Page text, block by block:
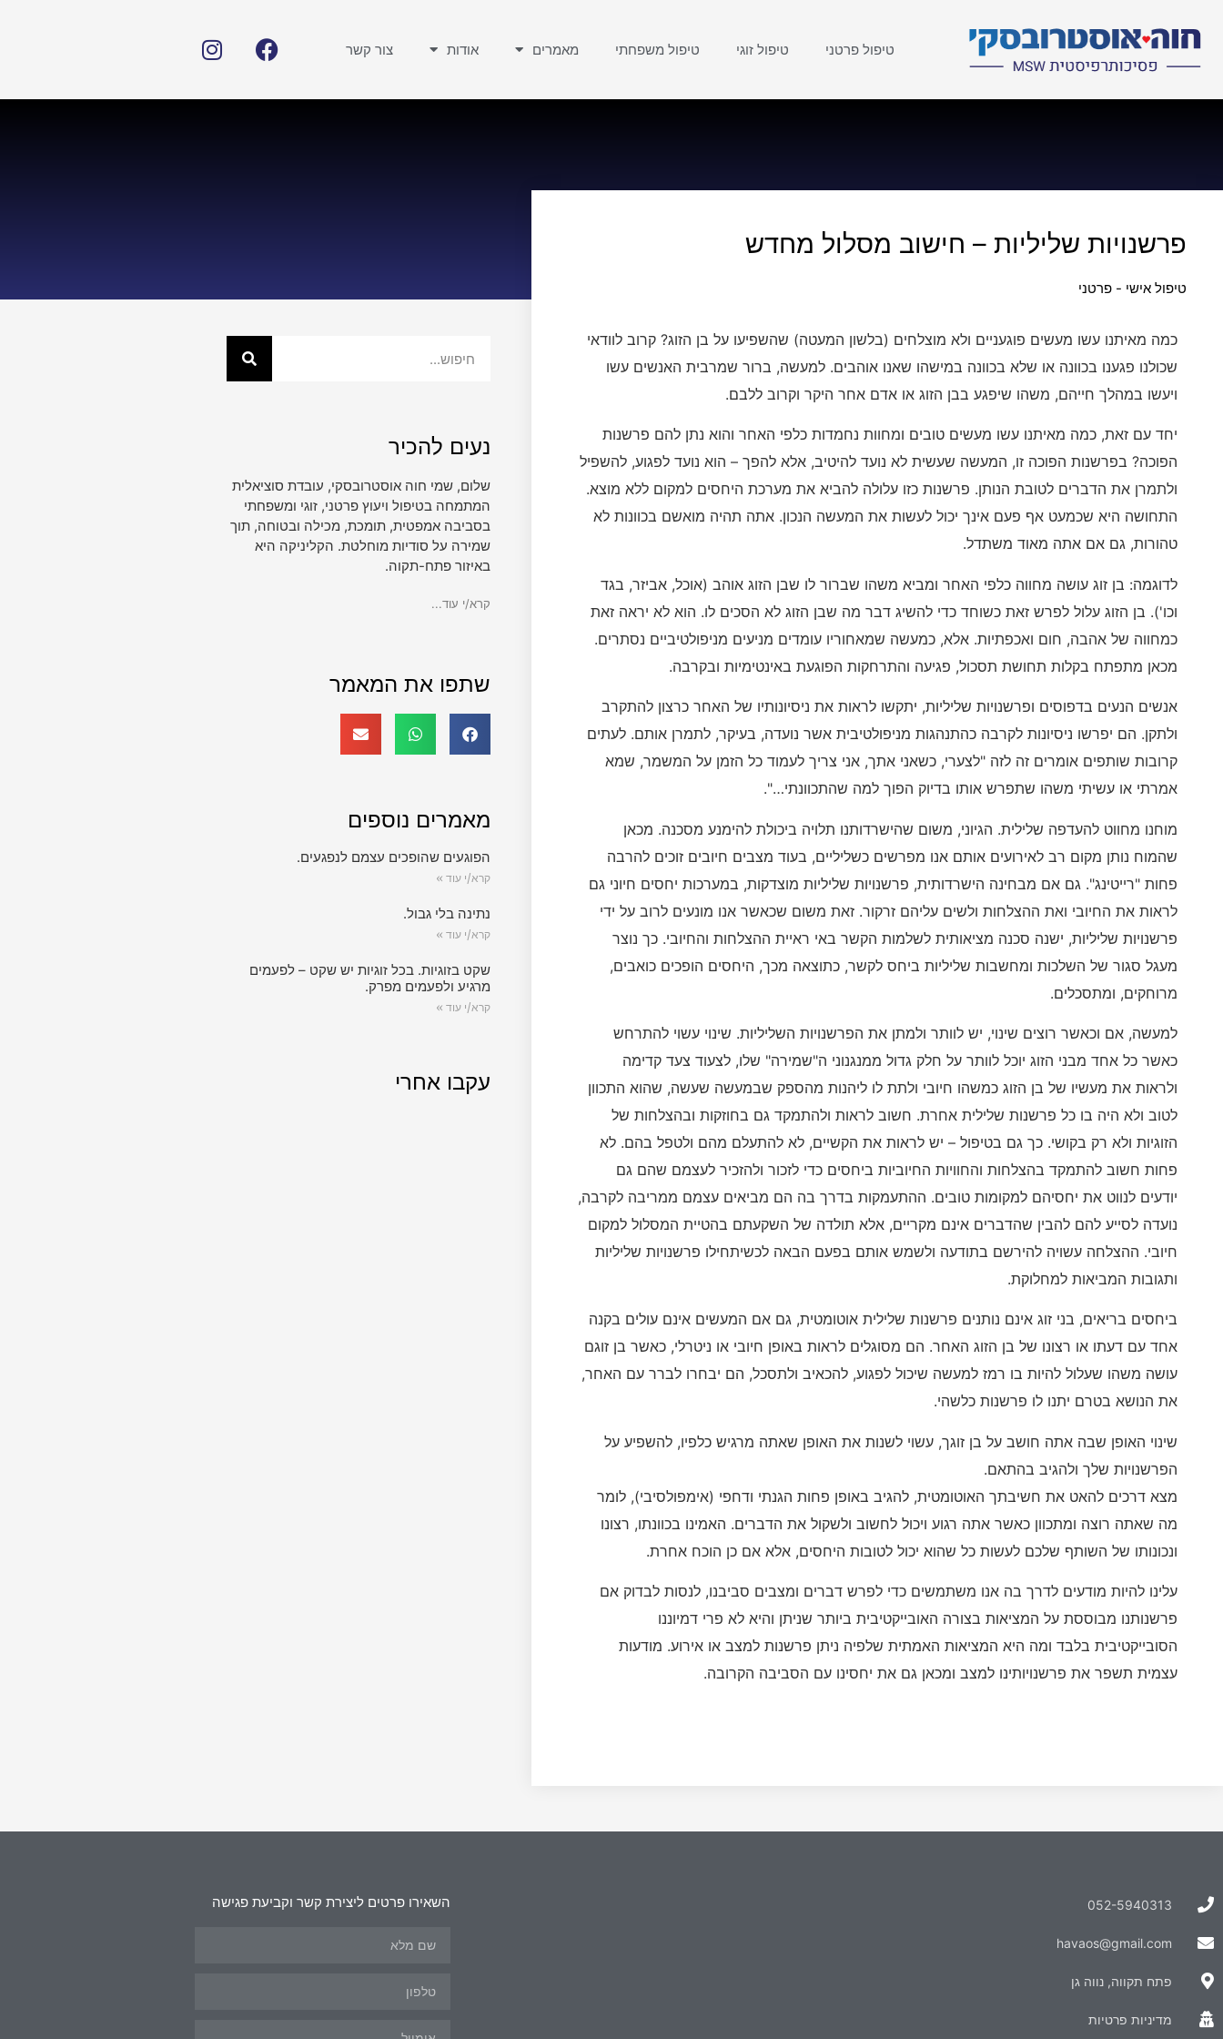
טיפול פרטני טיפול זוגי טיפול משפחתי מאמרים אודות צור קשר
פרשנויות שליליות – חישוב מסלול מחדש
טיפול אישי - פרטני
כמה מאיתנו עשו מעשים פוגעניים ולא מוצלחים (בלשון המעטה) שהשפיעו על בן הזוג? קרוב לוודאי
שכולנו פגענו בכוונה או שלא בכוונה במישהו שאנו אוהבים. למעשה, ברור שמרבית האנשים עשו
ויעשו במהלך חייהם, משהו שיפגע בבן הזוג או אדם אחר היקר וקרוב ללבם.
יחד עם זאת, כמה מאיתנו עשו מעשים טובים ומחוות נחמדות כלפי האחר והוא נתן להם פרשנות
הפוכה? בפרשנות הפוכה זו, המעשה שעשית לא נועד להיטיב, אלא להפך – הוא נועד לפגוע, להשפיל
ולתמרן את הדברים לטובת הנותן. פרשנות כזו עלולה להביא את מערכת היחסים למקום ללא מוצא.
התחושה היא שכמעט אף פעם אינך יכול לעשות את המעשה הנכון. אתה תהיה מואשם בכוונות לא
טהורות, גם אם אתה מאוד משתדל.
לדוגמה: בן זוג עושה מחווה כלפי האחר ומביא משהו שברור לו שבן הזוג אוהב (אוכל, אביזר, בגד
וכו'). בן הזוג עלול לפרש זאת כשוחד כדי להשיג דבר מה שבן הזוג לא הסכים לו. הוא לא יראה זאת
כמחווה של אהבה, חום ואכפתיות. אלא, כמעשה שמאחוריו עומדים מניעים מניפולטיביים נסתרים.
מכאן מתפתח בקלות תחושת תסכול, פגיעה והתרחקות הפוגעת באינטימיות ובקרבה.
אנשים הנעים בדפוסים ופרשנויות שליליות, יתקשו לראות את ניסיונותיו של האחר כרצון להתקרב
ולתקן. הם יפרשו ניסיונות לקרבה כהתנהגות מניפולטיבית אשר נועדה, בעיקר, לתמרן אותם. לעתים
קרובות שותפים אומרים זה לזה "לצערי, כשאני אתך, אני צריך לעמוד כל הזמן על המשמר, שמא
אמרתי או עשיתי משהו שתפרש אותו בדיוק הפוך למה שהתכוונתי…".
מוחנו מחווט להעדפה שלילית. הגיוני, משום שהישרדותנו תלויה ביכולת להימנע מסכנה. מכאן
שהמוח נותן מקום רב לאירועים אותם אנו מפרשים כשליליים, בעוד מצבים חיובים זוכים להרבה
פחות "רייטינג". גם אם מבחינה הישרדותית, פרשנויות שליליות מוצדקות, במערכות יחסים חיוני גם
לראות את החיובי ואת ההצלחות ולשים עליהם זרקור. זאת משום שכאשר אנו מונעים לרוב על ידי
פרשנויות שליליות, ישנה סכנה מציאותית לשלמות הקשר באי ראיית ההצלחות והחיובי. כך נוצר
מעגל סגור של השלכות ומחשבות שליליות ביחס לקשר, כתוצאה מכך, היחסים הופכים כואבים,
מרוחקים, ומתסכלים.
למעשה, אם וכאשר רוצים שינוי, יש לוותר ולמתן את הפרשנויות השליליות. שינוי עשוי להתרחש
כאשר כל אחד מבני הזוג יוכל לוותר על חלק גדול ממנגנוני ה"שמירה" שלו, לצעוד צעד קדימה
ולראות את מעשיו של בן הזוג כמשהו חיובי ולתת לו ליהנות מהספק שבמעשה שעשה, שהוא התכוון
לטוב ולא היה בו כל פרשנות שלילית אחרת. חשוב לראות ולהתמקד גם בחוזקות ובהצלחות של
הזוגיות ולא רק בקושי. כך גם בטיפול – יש לראות את הקשיים, לא להתעלם מהם ולטפל בהם. לא
פחות חשוב להתמקד בהצלחות והחוויות החיוביות ביחסים כדי לזכור ולהזכיר לעצמם שהם גם
יודעים לנווט את יחסיהם למקומות טובים. ההתעמקות בדרך בה הם מביאים עצמם ממריבה לקרבה,
נועדה לסייע להם להבין שהדברים אינם מקריים, אלא תולדה של השקעתם בהטיית המסלול למקום
חיובי. ההצלחה עשויה להירשם בתודעה ולשמש אותם בפעם הבאה לכשיתחילו פרשנויות שליליות
ותגובות המביאות למחלוקת.
ביחסים בריאים, בני זוג אינם נותנים פרשנות שלילית אוטומטית, גם אם המעשים אינם עולים בקנה
אחד עם דעתו או רצונו של בן הזוג האחר. הם מסוגלים לראות באופן חיובי או ניטרלי, כאשר בן זוגם
עושה משהו שעלול להיות בו רמז למעשה שיכול לפגוע, להכאיב ולתסכל, הם יבחרו לברר עם האחר,
את הנושא בטרם יתנו לו פרשנות כלשהי.
שינוי האופן שבה אתה חושב על בן זוגך, עשוי לשנות את האופן שאתה מרגיש כלפיו, להשפיע על
הפרשנויות שלך ולהגיב בהתאם.
מצא דרכים להאט את חשיבתך האוטומטית, להגיב באופן פחות הגנתי ודחפי (אימפולסיבי), לומר
מה שאתה רוצה ומתכוון כאשר אתה רגוע ויכול לחשוב ולשקול את הדברים. האמינו בכוונתו, רצונו
ונכונותו של השותף שלכם לעשות כל שהוא יכול לטובות היחסים, אלא אם כן הוכח אחרת.
עלינו להיות מודעים לדרך בה אנו משתמשים כדי לפרש דברים ומצבים סביבנו, לנסות לבדוק אם
פרשנותנו מבוססת על המציאות בצורה האובייקטיבית ביותר שניתן והיא לא פרי דמיוננו
הסובייקטיבית בלבד ומה היא המציאות האמתית שלפיה ניתן פרשנות למצב או אירוע. מודעות
עצמית תשפר את פרשנויותינו למצב ומכאן גם את יחסינו עם הסביבה הקרובה.
נעים להכיר
שלום, שמי חוה אוסטרובסקי, עובדת סוציאלית
המתמחה בטיפול ויעוץ פרטני, זוגי ומשפחתי
בסביבה אמפטית, תומכת, מכילה ובטוחה, תוך
שמירה על סודיות מוחלטת. הקליניקה היא
באיזור פתח-תקוה.
קרא/י עוד...
שתפו את המאמר
מאמרים נוספים
הפוגעים שהופכים עצמם לנפגעים.
קרא/י עוד »
נתינה בלי גבול.
קרא/י עוד »
שקט בזוגיות. בכל זוגיות יש שקט – לפעמים
מרגיע ולפעמים מפרק.
קרא/י עוד »
עקבו אחרי
052-5940313
havaos@gmail.com
פתח תקווה, נווה גן
מדיניות פרטיות
השאירו פרטים ליצירת קשר וקביעת פגישה